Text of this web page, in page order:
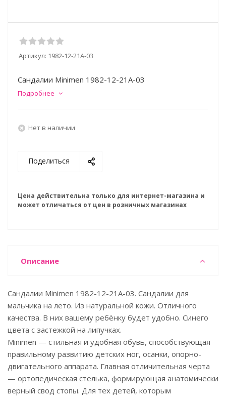
Артикул: 1982-12-21A-03
Сандалии Minimen 1982-12-21A-03
Подробнее
Нет в наличии
Поделиться
Цена действительна только для интернет-магазина и
может отличаться от цен в розничных магазинах
Описание
Сандалии Minimen 1982-12-21A-03. Сандалии для
мальчика на лето. Из натуральной кожи. Отличного
качества. В них вашему ребёнку будет удобно. Синего
цвета с застежкой на липучках.
Minimen — стильная и удобная обувь, способствующая
правильному развитию детских ног, осанки, опорно-
двигательного аппарата. Главная отличительная черта
— ортопедическая стелька, формирующая анатомически
верный свод стопы. Для тех детей, которым